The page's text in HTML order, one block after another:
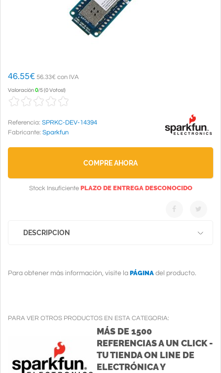
46.55€ 56.33€ con IVA
Valoración0/5(0 Votos!)
Referencia: SPRKC-DEV-14394
Fabricante: Sparkfun
COMPRE AHORA
Stock Insuficiente PLAZO DE ENTREGA DESCONOCIDO
DESCRIPCION
Para obtener más información, visite la PÁGINA del producto.
PARA VER OTROS PRODUCTOS EN ESTA CATEGORIA:
MÁS DE 1500
REFERENCIAS A UN CLICK -
TU TIENDA ON LINE DE
ELECTRÓNICA Y